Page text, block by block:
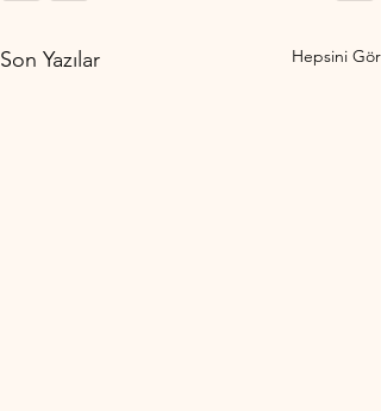
Son Yazılar Hepsini Gör